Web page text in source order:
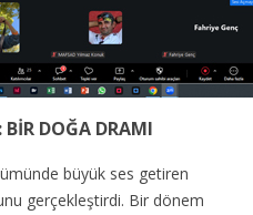
DOĞA DRAMI
büyük ses getiren
gerçekleştirdi. Bir dönem